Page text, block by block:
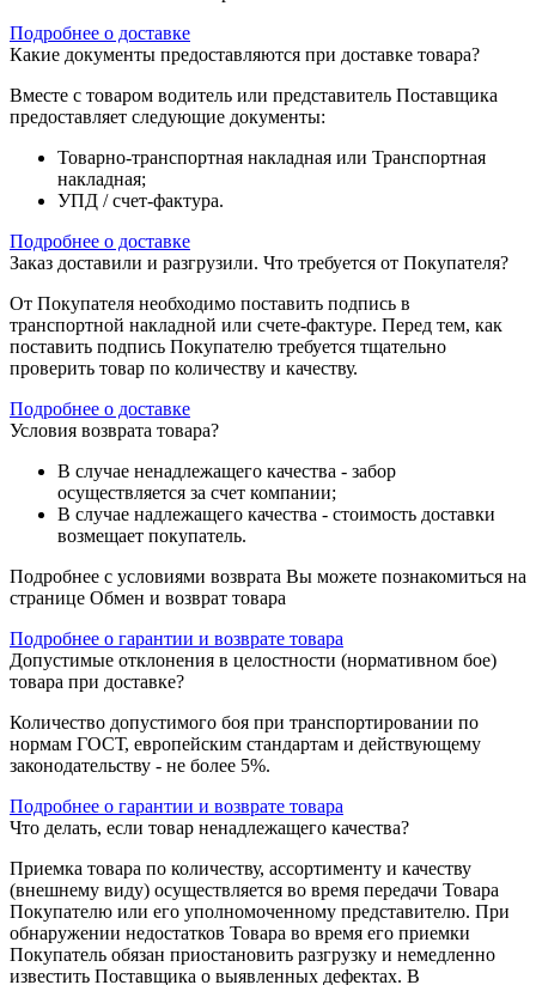
Подробнее о доставке
Какие документы предоставляются при доставке товара?
Вместе с товаром водитель или представитель Поставщика
предоставляет следующие документы:
Товарно-транспортная накладная или Транспортная
накладная;
УПД / счет-фактура.
Подробнее о доставке
Заказ доставили и разгрузили. Что требуется от Покупателя?
От Покупателя необходимо поставить подпись в
транспортной накладной или счете-фактуре. Перед тем, как
поставить подпись Покупателю требуется тщательно
проверить товар по количеству и качеству.
Подробнее о доставке
Условия возврата товара?
В случае ненадлежащего качества - забор
осуществляется за счет компании;
В случае надлежащего качества - стоимость доставки
возмещает покупатель.
Подробнее с условиями возврата Вы можете познакомиться на
странице Обмен и возврат товара
Подробнее о гарантии и возврате товара
Допустимые отклонения в целостности (нормативном бое)
товара при доставке?
Количество допустимого боя при транспортировании по
нормам ГОСТ, европейским стандартам и действующему
законодательству - не более 5%.
Подробнее о гарантии и возврате товара
Что делать, если товар ненадлежащего качества?
Приемка товара по количеству, ассортименту и качеству
(внешнему виду) осуществляется во время передачи Товара
Покупателю или его уполномоченному представителю. При
обнаружении недостатков Товара во время его приемки
Покупатель обязан приостановить разгрузку и немедленно
известить Поставщика о выявленных дефектах. В